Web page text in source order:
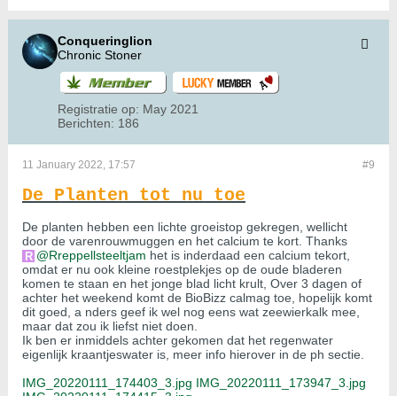
Conqueringlion
Chronic Stoner
Registratie op: May 2021
Berichten: 186
#9
11 January 2022, 17:57
De Planten tot nu toe
De planten hebben een lichte groeistop gekregen, wellicht
door de varenrouwmuggen en het calcium te kort. Thanks
Rreppellsteeltjam het is inderdaad een calcium tekort,
omdat er nu ook kleine roestplekjes op de oude bladeren
komen te staan en het jonge blad licht krult, Over 3 dagen of
achter het weekend komt de BioBizz calmag toe, hopelijk komt
dit goed, a nders geef ik wel nog eens wat zeewierkalk mee,
maar dat zou ik liefst niet doen.
Ik ben er inmiddels achter gekomen dat het regenwater
eigenlijk kraantjeswater is, meer info hierover in de ph sectie.
IMG_20220111_174403_3.jpg IMG_20220111_173947_3.jpg